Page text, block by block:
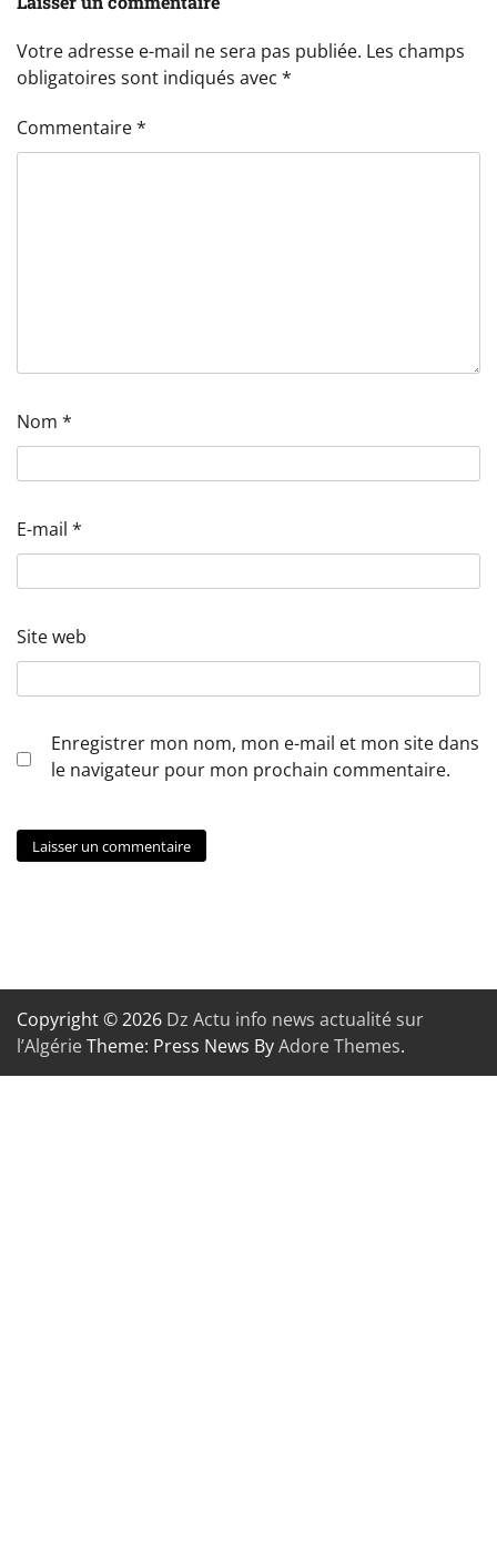
Votre adresse e-mail ne sera pas publiée. Les champs
obligatoires sont indiqués avec *
Commentaire*
Nom *
E-mail *
Site web
Enregistrer mon nom, mon e-mail et mon site dans
le navigateur pour mon prochain commentaire.
Copyright © 2026 Dz Actu info news actualité sur
l’AlgérieTheme: Press News ByAdore Themes.